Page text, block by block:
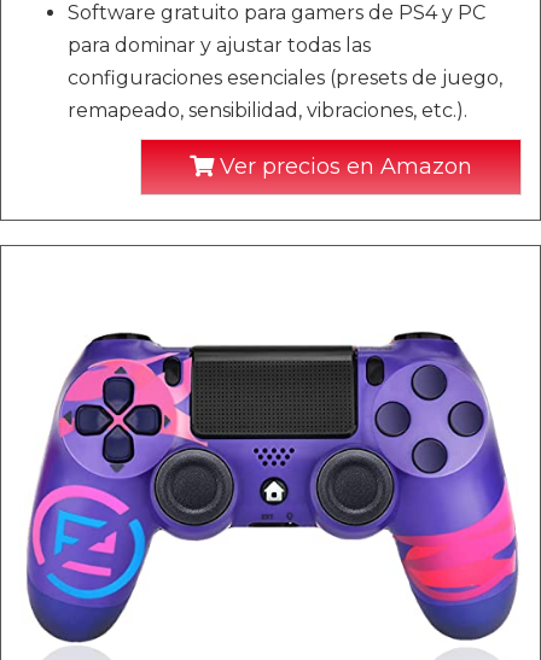
Software gratuito para gamers de PS4 y PC
para dominar y ajustar todas las
configuraciones esenciales (presets de juego,
remapeado, sensibilidad, vibraciones, etc.).
Ver precios en Amazon